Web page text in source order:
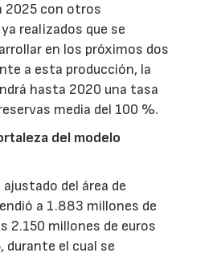
2025 con otros
realizados que se
en los próximos dos
a esta producción, la
hasta 2020 una tasa
media del 100 %.
del modelo
del área de
a 1.883 millones de
2.150 millones de euros
durante el cual se